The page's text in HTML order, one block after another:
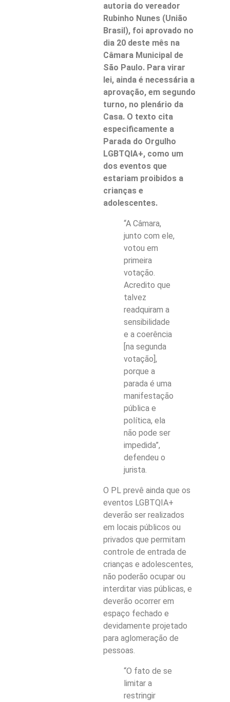
autoria do vereador
Rubinho Nunes (União
Brasil), foi aprovado no
dia 20 deste mês na
Câmara Municipal de
São Paulo. Para virar
lei, ainda é necessária a
aprovação, em segundo
turno, no plenário da
Casa. O texto cita
especificamente a
Parada do Orgulho
LGBTQIA+, como um
dos eventos que
estariam proibidos a
crianças e
adolescentes.
“A Câmara,
junto com ele,
votou em
primeira
votação.
Acredito que
talvez
readquiram a
sensibilidade
e a coerência
[na segunda
votação],
porque a
parada é uma
manifestação
pública e
política, ela
não pode ser
impedida”,
defendeu o
jurista.
O PL prevê ainda que os
eventos LGBTQIA+
deverão ser realizados
em locais públicos ou
privados que permitam
controle de entrada de
crianças e adolescentes,
não poderão ocupar ou
interditar vias públicas, e
deverão ocorrer em
espaço fechado e
devidamente projetado
para aglomeração de
pessoas.
“O fato de se
limitar a
restringir